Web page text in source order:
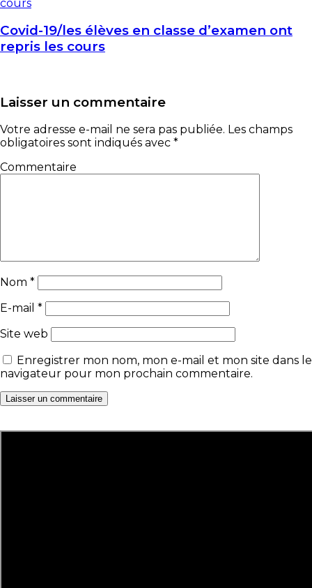
Covid-19/les élèves en classe d’examen ont
repris les cours
Laisser un commentaire
Votre adresse e-mail ne sera pas publiée. Les champs
obligatoires sont indiqués avec *
Commentaire
Nom *
E-mail *
Site web
Enregistrer mon nom, mon e-mail et mon site dans le
navigateur pour mon prochain commentaire.